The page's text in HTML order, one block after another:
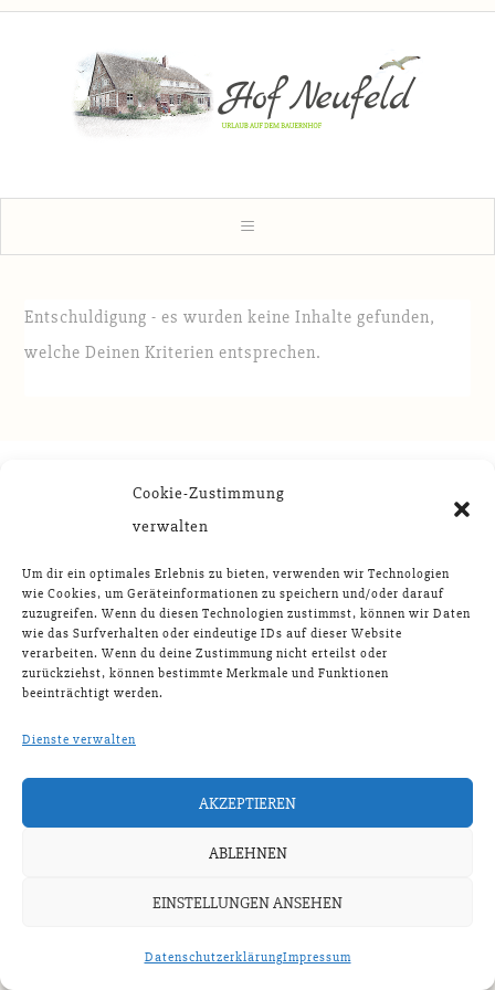
Cookie-Zustimmung
verwalten
Um dir ein optimales Erlebnis zu bieten, verwenden wir Technologien
wie Cookies, um Geräteinformationen zu speichern und/oder darauf
zuzugreifen. Wenn du diesen Technologien zustimmst, können wir Daten
wie das Surfverhalten oder eindeutige IDs auf dieser Website
verarbeiten. Wenn du deine Zustimmung nicht erteilst oder
zurückziehst, können bestimmte Merkmale und Funktionen
beeinträchtigt werden.
Dienste verwalten
AKZEPTIEREN
ABLEHNEN
EINSTELLUNGEN ANSEHEN
DatenschutzerklärungImpressum
Entschuldigung - es wurden keine Inhalte gefunden,
welche Deinen Kriterien entsprechen.